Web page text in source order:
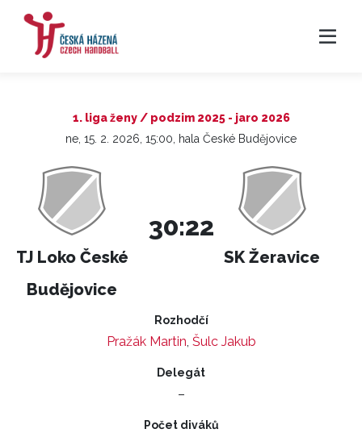
1. liga ženy / podzim 2025 - jaro 2026
ne, 15. 2. 2026, 15:00, hala České Budějovice
TJ Loko České
Budějovice
30:22
SK Žeravice
Rozhodčí
Pražák Martin, Šulc Jakub
Delegát
–
Počet diváků